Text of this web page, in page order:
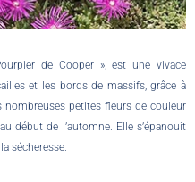
de Cooper », est une vivace
et les bords de massifs, grâce à
petites fleurs de couleur
début de l’automne. Elle s’épanouit
sécheresse.